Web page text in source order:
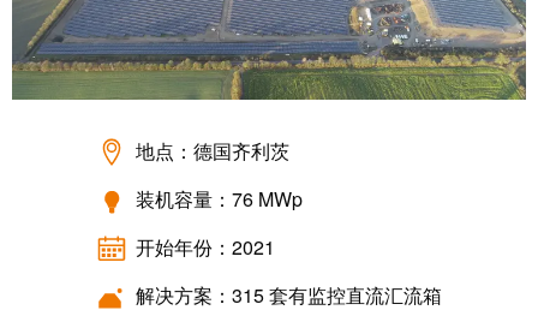
子
外
壳
雷
击
和
浪
涌
保
米
勒
荣
EcoVadis
金
奖
回
望
地点：德国齐利茨
装机容量：76 MWp
开始年份：2021
解决方案：315 套有监控直流汇流箱